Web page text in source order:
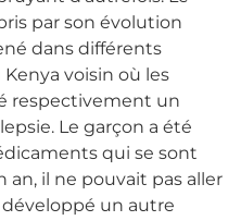
par son évolution
dans différents
voisin où les
respectivement un
Le garçon a été
qui se sont
an, il ne pouvait pas aller
développé un autre